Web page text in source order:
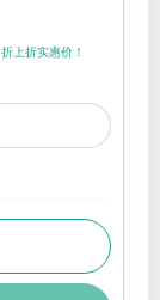
上折实惠价！